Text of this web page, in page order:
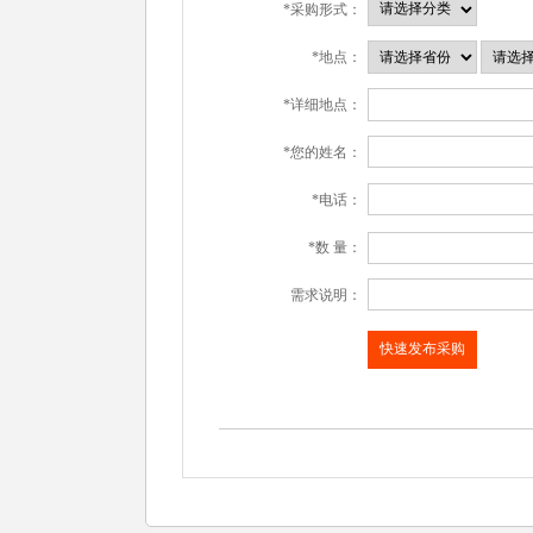
*采购形式：
*地点：
*详细地点：
*您的姓名：
*电话：
*数 量：
需求说明：